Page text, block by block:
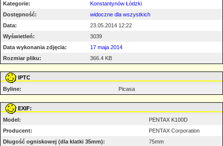
Kategorie:
Konstantynów Łódzki
Dostępność:
widoczne dla wszystkich
Data:
23.05.2014 12:22
Wyświetleń:
3039
Data wykonania zdjęcia:
17 maja 2014
Rozmiar pliku:
366.4 KB
IPTC
Byline:
Picasa
EXIF:
Model:
PENTAX K100D
Producent:
PENTAX Corporation
Długość ogniskowej (dla klatki 35mm):
75mm